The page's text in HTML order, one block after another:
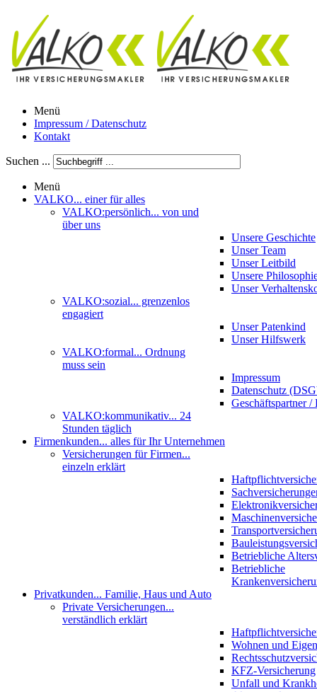
Menü
Impressum / Datenschutz
Kontakt
Suchen ...
Menü
VALKO... einer für alles
VALKO:persönlich... von und
über uns
Unsere Geschichte
Unser Team
Unser Leitbild
Unsere
Unser
VALKO:sozial... grenzenlos
engagiert
Unser Patenkind
Unser Hilfswerk
VALKO:formal... Ordnung
muss sein
Impressum
Datenschutz
Geschäftspartner /
VALKO:kommunikativ... 24
Stunden täglich
Firmenkunden... alles für Ihr Unternehmen
Versicherungen für Firmen...
einzeln erklärt
Betriebliche
Betriebliche
Privatkunden... Familie, Haus und Auto
Private Versicherungen...
verständlich erklärt
Wohnen und
KFZ-Versicherung
Unfall und